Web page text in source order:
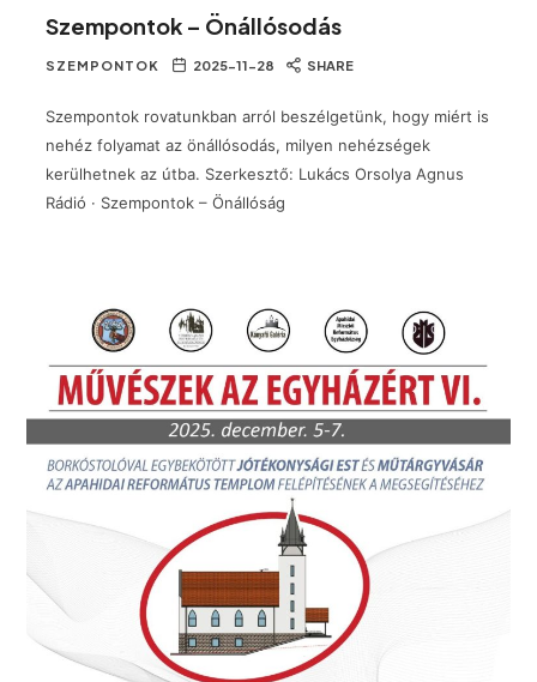
Szempontok – Önállósodás
SZEMPONTOK 2025-11-28 SHARE
Szempontok rovatunkban arról beszélgetünk, hogy miért is
nehéz folyamat az önállósodás, milyen nehézségek
kerülhetnek az útba. Szerkesztő: Lukács Orsolya Agnus
Rádió · Szempontok – Önállóság